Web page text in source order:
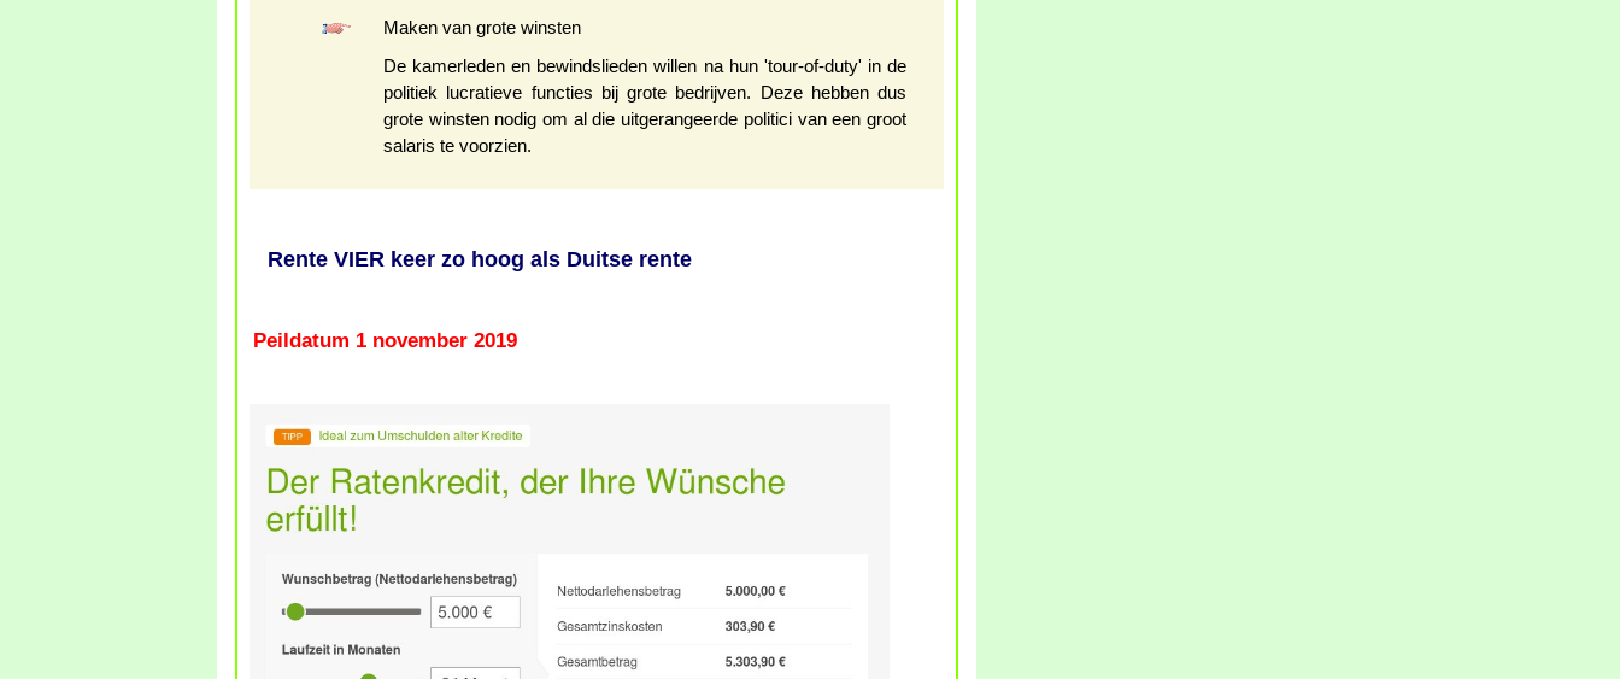
Maken van grote winsten
De kamerleden en bewindslieden willen na hun 'tour-of-duty' in de
politiek lucratieve functies bij grote bedrijven. Deze hebben dus
grote winsten nodig om al die uitgerangeerde politici van een groot
salaris te voorzien.
Rente VIER keer zo hoog als Duitse rente
Peildatum 1 november 2019